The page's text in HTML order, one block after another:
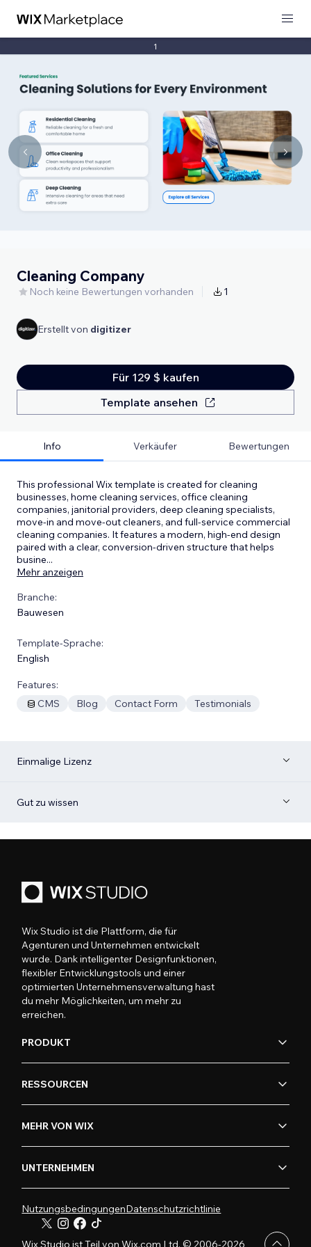
1
Cleaning Company
Noch keine Bewertungen vorhanden 1
Erstellt von digitizer
Für 129 $ kaufen
Template ansehen
Info Verkäufer Bewertungen
This professional Wix template is created for cleaning
businesses, home cleaning services, office cleaning
companies, janitorial providers, deep cleaning specialists,
move-in and move-out cleaners, and full-service commercial
cleaning companies. It features a modern, high-end design
paired with a clear, conversion-driven structure that helps
busine...
Mehr anzeigen
Branche:
Bauwesen
Template-Sprache:
English
Features:
CMS
Blog Contact Form Testimonials
Einmalige Lizenz
Gut zu wissen
Wix Studio ist die Plattform, die für
Agenturen und Unternehmen entwickelt
wurde. Dank intelligenter Designfunktionen,
flexibler Entwicklungstools und einer
optimierten Unternehmensverwaltung hast
du mehr Möglichkeiten, um mehr zu
erreichen.
PRODUKT
RESSOURCEN
MEHR VON WIX
UNTERNEHMEN
NutzungsbedingungenDatenschutzrichtlinie
Wix Studio ist Teil von Wix.com Ltd. © 2006-2026